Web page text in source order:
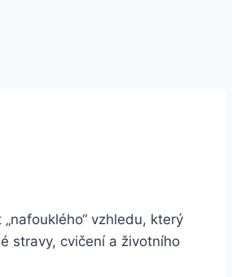
vzhledu, který
stravy, cvičení a životního